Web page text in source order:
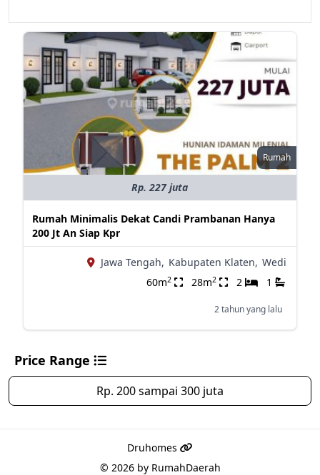
Rumah
Rp. 227 juta
Rumah Minimalis Dekat Candi Prambanan Hanya
200 Jt An Siap Kpr
Jawa Tengah, Kabupaten Klaten, Wedi
60m2 28m2 2 1
2 tahun yang lalu
Price Range
Rp. 200 sampai 300 juta
Druhomes
© 2026 by RumahDaerah